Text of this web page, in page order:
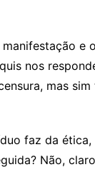
e
nos
mas
faz da
Não,